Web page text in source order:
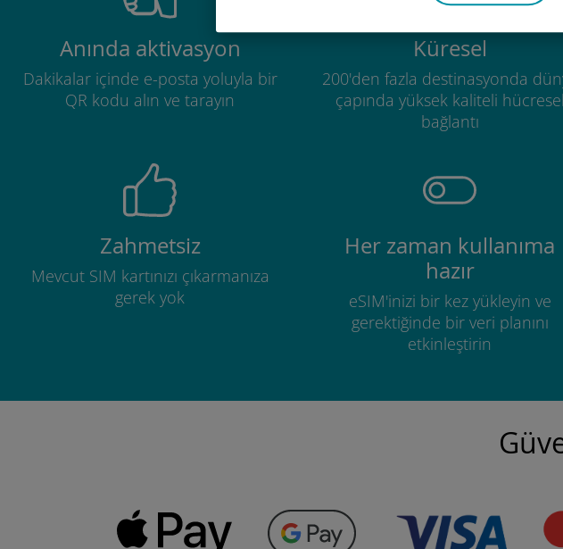
Anında aktivasyon
Dakikalar içinde e-posta yoluyla bir
QR kodu alın ve tarayın
Küresel
200'den fazla destinasyonda
çapında yüksek kaliteli hücresel
bağlantı
Zahmetsiz
Mevcut SIM kartınızı çıkarmanıza
gerek yok
Her zaman kullanıma
hazır
eSIM'inizi bir kez yükleyin ve
gerektiğinde bir veri planını
etkinleştirin